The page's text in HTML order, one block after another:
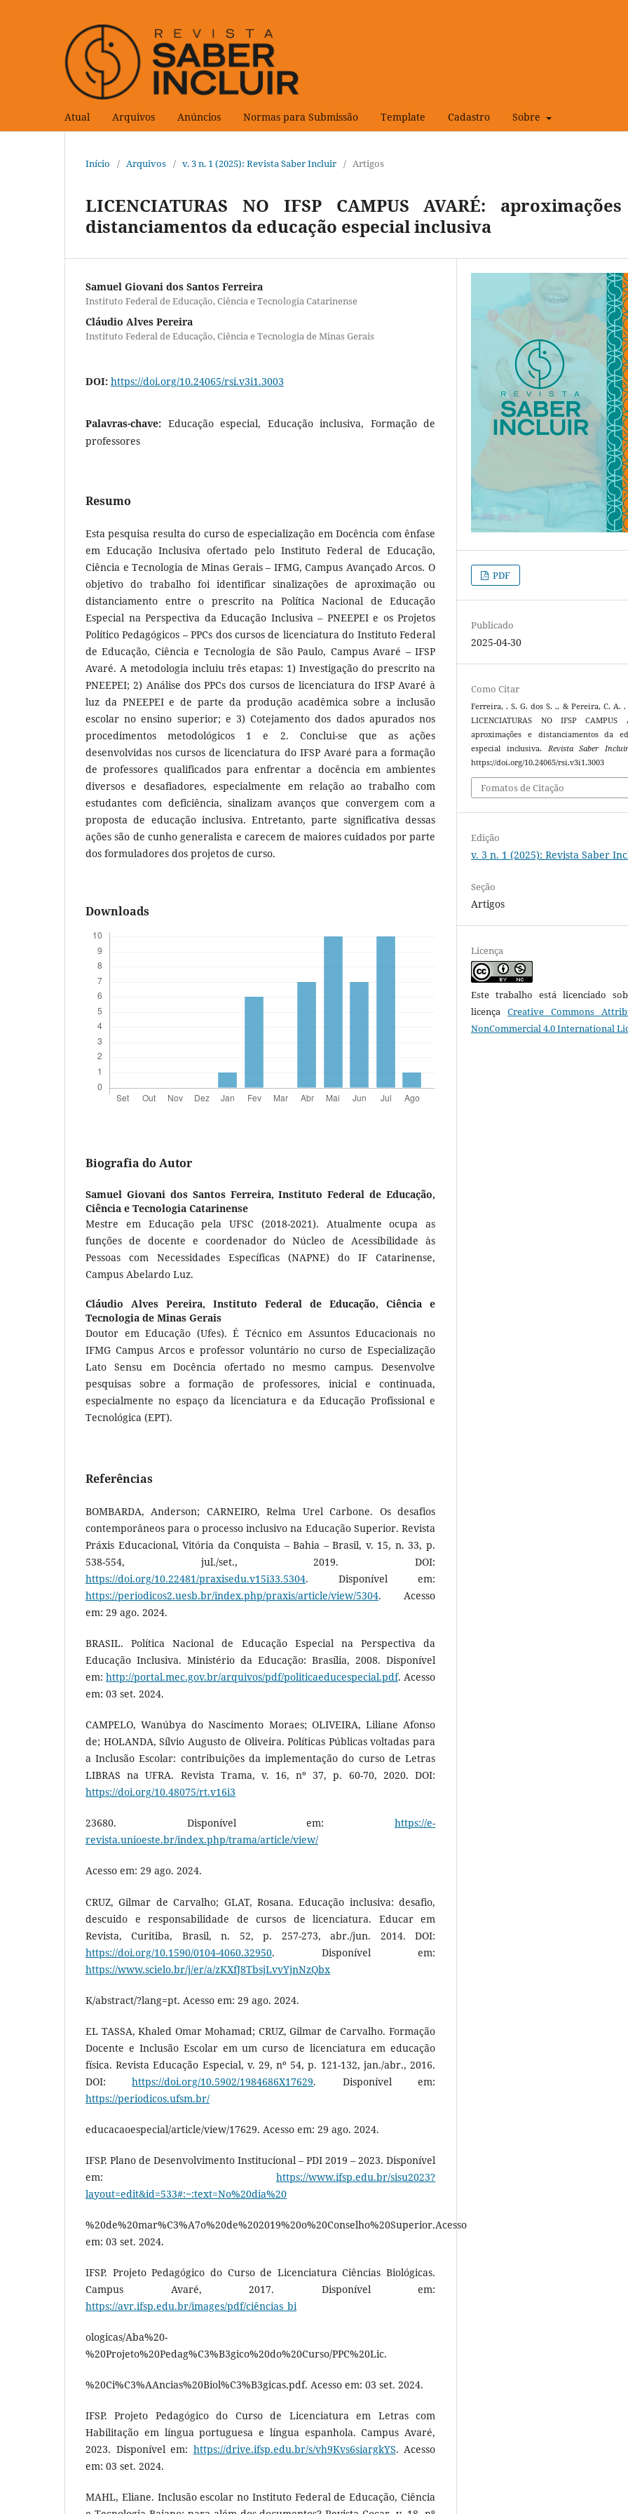
Atual Arquivos Anúncios Normas para Submissão Template Cadastro Sobre
Início / Arquivos / v. 3 n. 1 (2025): Revista Saber Incluir / Artigos
LICENCIATURAS NO IFSP CAMPUS AVARÉ:
distanciamentos da educação especial inclusiva
Samuel Giovani dos Santos Ferreira
Instituto Federal de Educação, Ciência e Tecnologia Catarinense
Cláudio Alves Pereira
Instituto Federal de Educação, Ciência e Tecnologia de Minas Gerais
DOI: https://doi.org/10.24065/rsi.v3i1.3003
Palavras-chave: Educação especial, Educação inclusiva, Formação de
professores
Resumo
Esta pesquisa resulta do curso de especialização em Docência com ênfase
em Educação Inclusiva ofertado pelo Instituto Federal de Educação,
Ciência e Tecnologia de Minas Gerais – IFMG, Campus Avançado Arcos. O
objetivo do trabalho foi identificar sinalizações de aproximação ou
distanciamento entre o prescrito na Política Nacional de Educação
Especial na Perspectiva da Educação Inclusiva – PNEEPEI e os Projetos
Político Pedagógicos – PPCs dos cursos de licenciatura do Instituto Federal
de Educação, Ciência e Tecnologia de São Paulo, Campus Avaré – IFSP
Avaré. A metodologia incluiu três etapas: 1) Investigação do prescrito na
PNEEPEI; 2) Análise dos PPCs dos cursos de licenciatura do IFSP Avaré à
luz da PNEEPEI e de parte da produção acadêmica sobre a inclusão
escolar no ensino superior; e 3) Cotejamento dos dados apurados nos
procedimentos metodológicos 1 e 2. Conclui-se que as ações
desenvolvidas nos cursos de licenciatura do IFSP Avaré para a formação
de professores qualificados para enfrentar a docência em ambientes
diversos e desafiadores, especialmente em relação ao trabalho com
estudantes com deficiência, sinalizam avanços que convergem com a
proposta de educação inclusiva. Entretanto, parte significativa dessas
ações são de cunho generalista e carecem de maiores cuidados por parte
dos formuladores dos projetos de curso.
Downloads
Biografia do Autor
Samuel Giovani dos Santos Ferreira,Instituto Federal de Educação,
Ciência e Tecnologia Catarinense
Mestre em Educação pela UFSC (2018-2021). Atualmente ocupa as
funções de docente e coordenador do Núcleo de Acessibilidade às
Pessoas com Necessidades Específicas (NAPNE) do IF Catarinense,
Campus Abelardo Luz.
Cláudio Alves Pereira, Instituto Federal de Educação, Ciência e
Tecnologia de Minas Gerais
Doutor em Educação (Ufes). É Técnico em Assuntos Educacionais no
IFMG Campus Arcos e professor voluntário no curso de Especialização
Lato Sensu em Docência ofertado no mesmo campus. Desenvolve
pesquisas sobre a formação de professores, inicial e continuada,
especialmente no espaço da licenciatura e da Educação Profissional e
Tecnológica (EPT).
Referências
BOMBARDA, Anderson; CARNEIRO, Relma Urel Carbone. Os desafios
contemporâneos para o processo inclusivo na Educação Superior. Revista
Práxis Educacional, Vitória da Conquista – Bahia – Brasil, v. 15, n. 33, p.
538-554, jul./set., 2019. DOI:
https://doi.org/10.22481/praxisedu.v15i33.5304. Disponível em:
https://periodicos2.uesb.br/index.php/praxis/article/view/5304. Acesso
em: 29 ago. 2024.
BRASIL. Política Nacional de Educação Especial na Perspectiva da
Educação Inclusiva. Ministério da Educação: Brasília, 2008. Disponível
em: http://portal.mec.gov.br/arquivos/pdf/politicaeducespecial.pdf. Acesso
em: 03 set. 2024.
CAMPELO, Wanúbya do Nascimento Moraes; OLIVEIRA, Liliane Afonso
de; HOLANDA, Sílvio Augusto de Oliveira. Políticas Públicas voltadas para
a Inclusão Escolar: contribuições da implementação do curso de Letras
LIBRAS na UFRA. Revista Trama, v. 16, nº 37, p. 60-70, 2020. DOI:
https://doi.org/10.48075/rt.v16i3
23680. Disponível em: https://e-
revista.unioeste.br/index.php/trama/article/view/
Acesso em: 29 ago. 2024.
CRUZ, Gilmar de Carvalho; GLAT, Rosana. Educação inclusiva: desafio,
descuido e responsabilidade de cursos de licenciatura. Educar em
Revista, Curitiba, Brasil, n. 52, p. 257-273, abr./jun. 2014. DOI:
https://doi.org/10.1590/0104-4060.32950. Disponível em:
https://www.scielo.br/j/er/a/zKXfJ8TbsjLvvYjnNzQbx
K/abstract/?lang=pt. Acesso em: 29 ago. 2024.
EL TASSA, Khaled Omar Mohamad; CRUZ, Gilmar de Carvalho. Formação
Docente e Inclusão Escolar em um curso de licenciatura em educação
física. Revista Educação Especial, v. 29, nº 54, p. 121-132, jan./abr., 2016.
DOI:https://doi.org/10.5902/1984686X17629. Disponível em:
https://periodicos.ufsm.br/
educacaoespecial/article/view/17629. Acesso em: 29 ago. 2024.
IFSP. Plano de Desenvolvimento Institucional – PDI 2019 – 2023. Disponível
em: https://www.ifsp.edu.br/sisu2023?
layout=edit&id=533#:~:text=No%20dia%20
%20de%20mar%C3%A7o%20de%202019%20o%20Conselho%20Superior.Acesso
em: 03 set. 2024.
IFSP. Projeto Pedagógico do Curso de Licenciatura Ciências Biológicas.
Campus Avaré, 2017. Disponível em:
https://avr.ifsp.edu.br/images/pdf/ciências_bi
ologicas/Aba%20-
%20Projeto%20Pedag%C3%B3gico%20do%20Curso/PPC%20Lic.
%20Ci%C3%AAncias%20Biol%C3%B3gicas.pdf. Acesso em: 03 set. 2024.
IFSP. Projeto Pedagógico do Curso de Licenciatura em Letras com
Habilitação em língua portuguesa e língua espanhola. Campus Avaré,
2023. Disponível em: https://drive.ifsp.edu.br/s/vh9Kvs6siargkYS. Acesso
em: 03 set. 2024.
MAHL, Eliane. Inclusão escolar no Instituto Federal de Educação, Ciência
PDF
Publicado
2025-04-30
Como Citar
Ferreira, . S. G. dos S. ., & Pereira, C. A. .
LICENCIATURAS NO IFSP CAMPUS
aproximações e distanciamentos da
especial inclusiva. Revista Saber
https://doi.org/10.24065/rsi.v3i1.3003
Fomatos de Citação
Edição
v. 3 n. 1 (2025): Revista Saber
Seção
Artigos
Licença
Este trabalho está licenciado
licençaCreative Commons
NonCommercial 4.0 International